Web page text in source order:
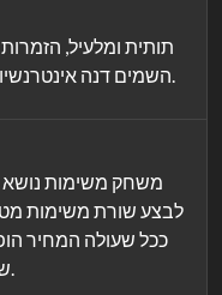
תותית ומלעיל,
השמים דנה אינטרנשיונל כדי לקבל עצות לחיים כ' עב'. (שח).
משחק משימות
לבצע שורת משימות
ככל שעולה המחיר
שי גולדשטיין ואבי נוסבאום. כ עב (שח).